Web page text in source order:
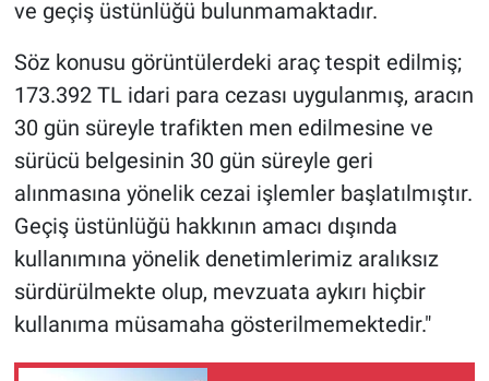
ve geçiş üstünlüğü bulunmamaktadır.
Söz konusu görüntülerdeki araç tespit edilmiş;
173.392 TL idari para cezası uygulanmış, aracın
30 gün süreyle trafikten men edilmesine ve
sürücü belgesinin 30 gün süreyle geri
alınmasına yönelik cezai işlemler başlatılmıştır.
Geçiş üstünlüğü hakkının amacı dışında
kullanımına yönelik denetimlerimiz aralıksız
sürdürülmekte olup, mevzuata aykırı hiçbir
kullanıma müsamaha gösterilmemektedir."